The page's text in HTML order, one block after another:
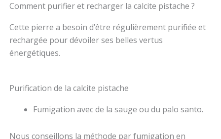
Comment purifier et recharger la calcite pistache ?
Cette pierre a besoin d’être régulièrement purifiée et
rechargée pour dévoiler ses belles vertus
énergétiques.
Purification de la calcite pistache
Fumigation avec de la sauge ou du palo santo.
Nous conseillons la méthode par fumigation en